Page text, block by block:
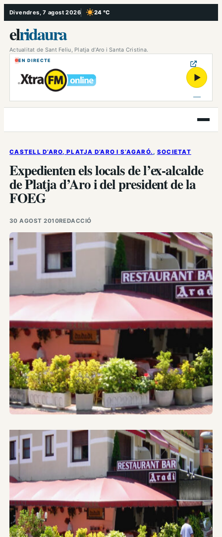
Vés
al
contingut
Divendres, 7 agost 2026 24 °C
, Cel serè
elridaura
Actualitat de Sant Feliu, Platja d’Aro i Santa Cristina.
EN DIRECTE
▶
Obre
el
CASTELL D’ARO, PLATJA D’ARO I S’AGARÓ. , SOCIETAT
Expedienten els locals de l’ex-alcalde
de Platja d’Aro i del president de la
FOEG
30 AGOST 2010REDACCIÓ